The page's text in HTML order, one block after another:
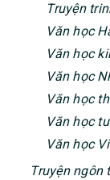
Truyện
Văn học
Văn học
Văn học
Văn học
Văn học
Văn học
Truyện ngôn